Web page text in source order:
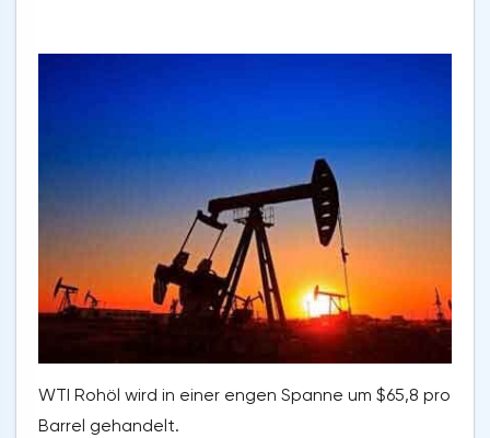
WTI Rohöl wird in einer engen Spanne um $65,8 pro
Barrel gehandelt.